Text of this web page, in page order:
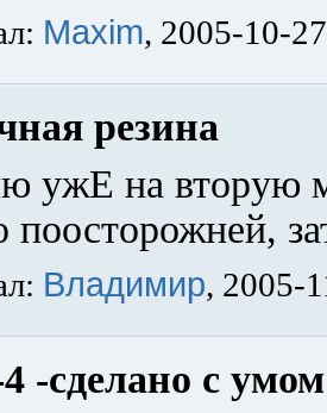
Maxim, 2005-10-27
резина
ужЕ на вторую
Владимир, 2005-
-сделано с